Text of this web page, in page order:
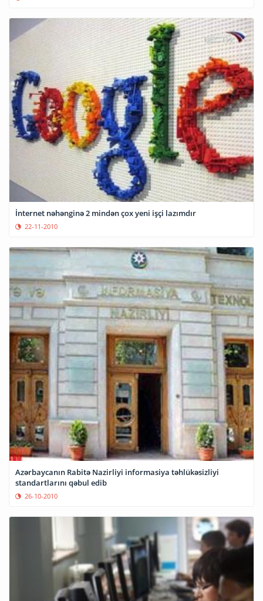
İnternet nəhənginə 2 mindən çox yeni işçi lazımdır
22-11-2010
Azərbaycanın Rabitə Nazirliyi informasiya təhlükəsizliyi
standartlarını qəbul edib
26-10-2010